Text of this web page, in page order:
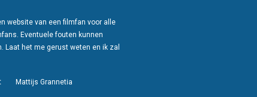
website van een filmfan voor alle
Eventuele fouten kunnen
Laat het me gerust weten en ik zal
Mattijs Grannetia